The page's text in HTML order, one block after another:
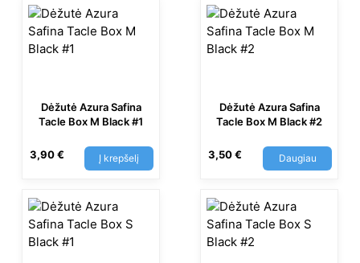
Dėžutė Azura Safina
Tacle Box M Black #1
3,90€ Į krepšelį
Dėžutė Azura Safina
Tacle Box M Black #2
3,50€ Daugiau